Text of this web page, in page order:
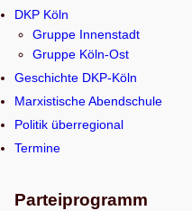
h
e
n
DKP Köln
Gruppe Innenstadt
Gruppe Köln-Ost
Geschichte DKP-Köln
Marxistische Abendschule
Politik überregional
Termine
Parteiprogramm